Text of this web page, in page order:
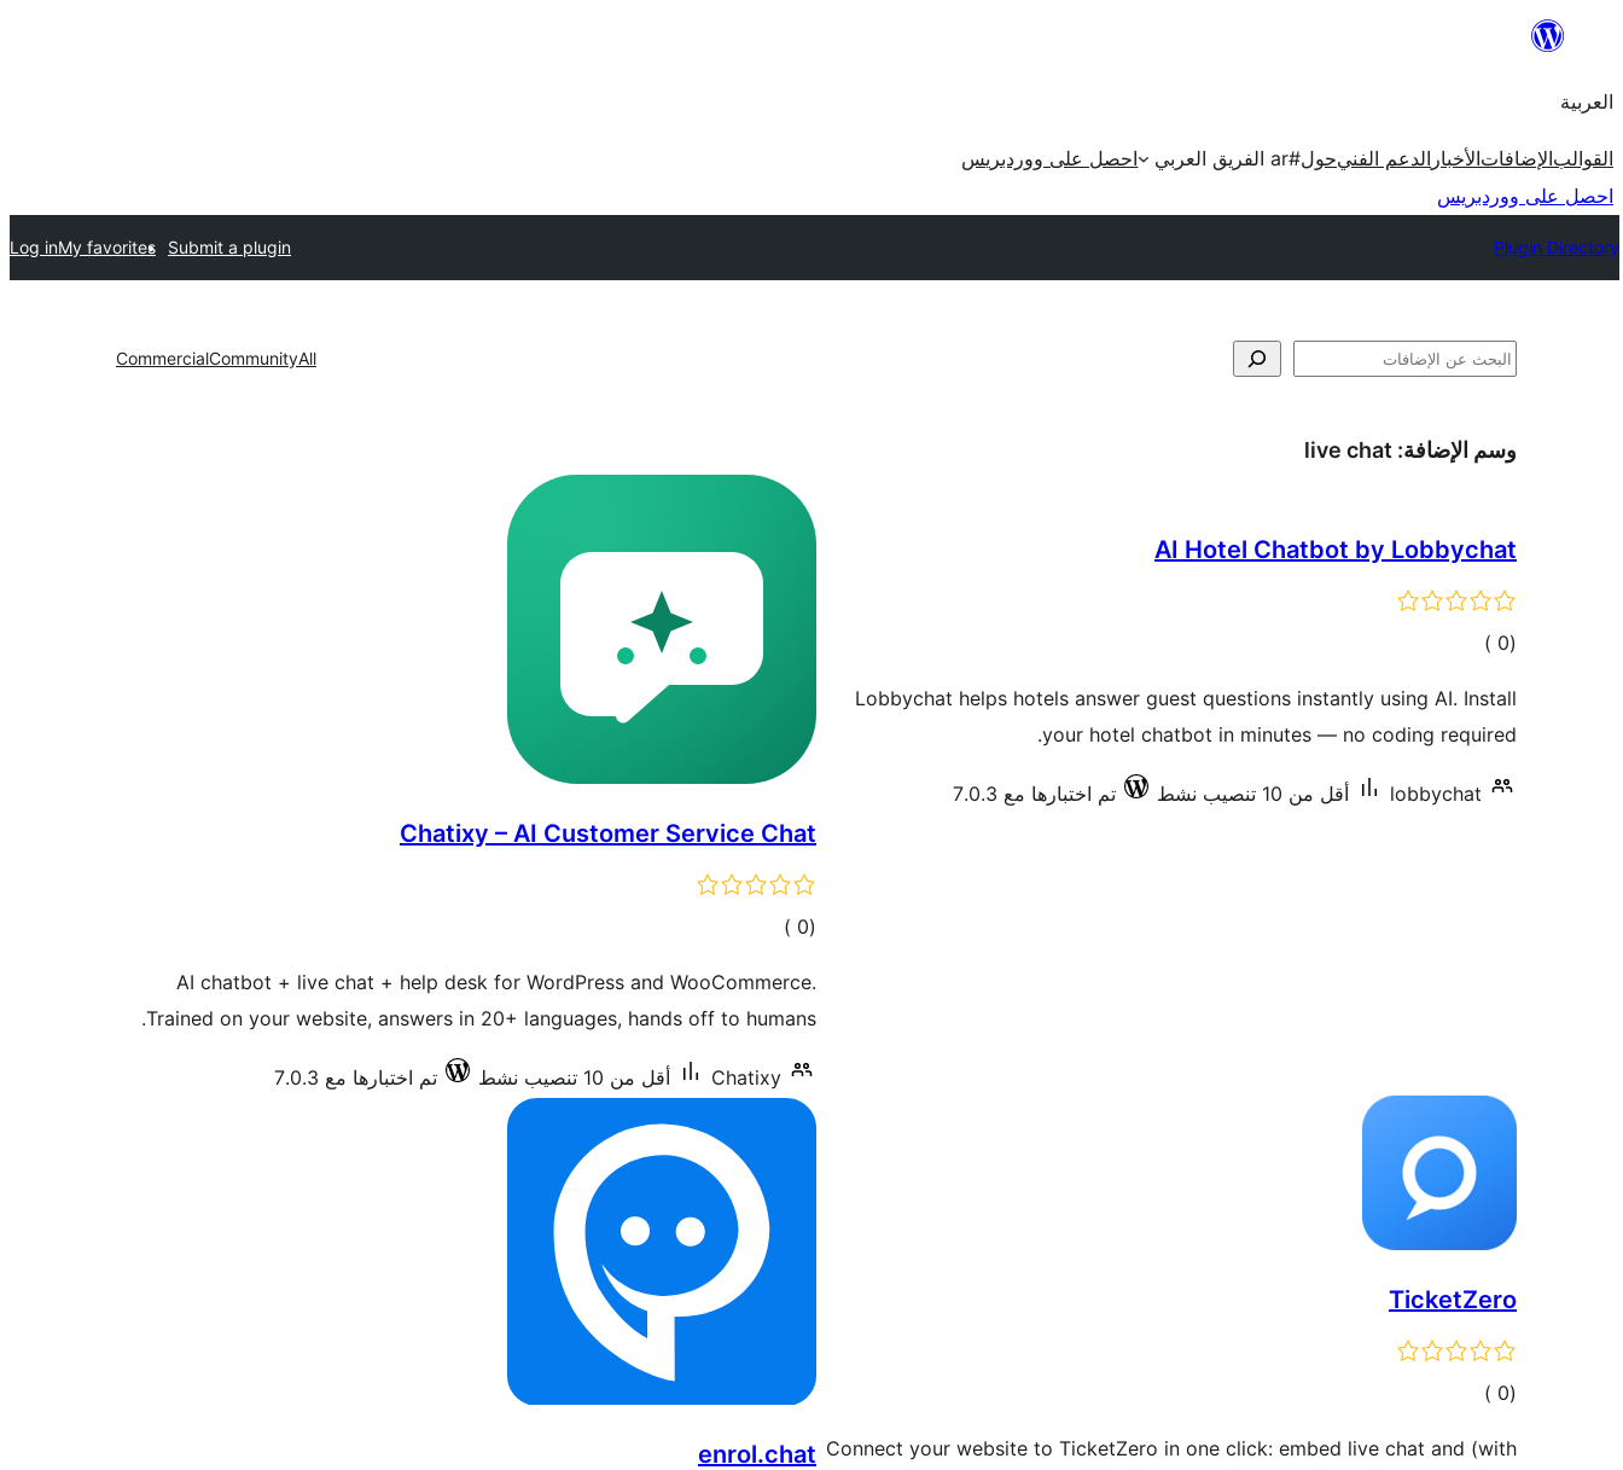
المحتوى
العربية
القوالبالإضافاتالأخبار الدعم الفنيحول#ar الفريق العربي
احصل على ووردبريس
احصل على ووردبريس
Plugin Directory
Submit a plugin
My favorites
Log in
البحث All
Community
Commercial
وسم الإضافة: live chat
AI Hotel Chatbot by Lobbychat
(0
إجمالي)
Lobbychat helps hotels answer guest questions instantly using AI. Install
your hotel chatbot in minutes — no coding required.
lobbychat أقل من 10 تنصيب نشط تم اختبارها مع 7.0.3
Chatixy – AI Customer Service Chat
(0
إجمالي)
AI chatbot + live chat + help desk for WordPress and WooCommerce.
Trained on your website, answers in 20+ languages, hands off to humans.
Chatixy أقل من 10 تنصيب نشط تم اختبارها مع 7.0.3
TicketZero
(0
إجمالي)
Connect your website to TicketZero in one click: embed live chat and (with
enrol.chat